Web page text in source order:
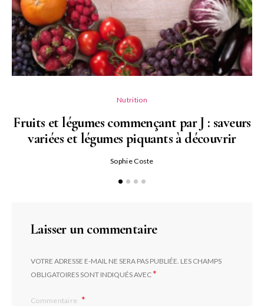
Nutrition
Fruits et légumes commençant par J : saveurs
variées et légumes piquants à découvrir
Sophie Coste
Laisser un commentaire
VOTRE ADRESSE E-MAIL NE SERA PAS PUBLIÉE. LES CHAMPS
OBLIGATOIRES SONT INDIQUÉS AVEC*
Commentaire